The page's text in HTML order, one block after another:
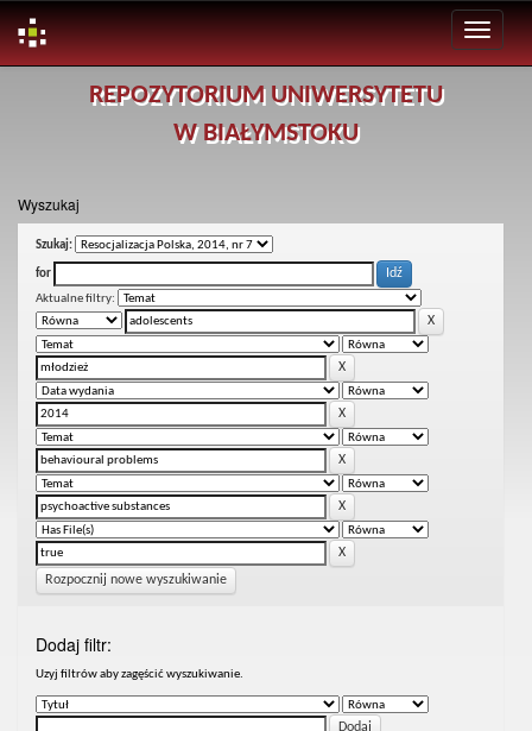
REPOZYTORIUM UNIWERSYTETU
W BIAŁYMSTOKU
Wyszukaj
Szukaj:
for
Aktualne filtry:
Rozpocznij nowe wyszukiwanie
Dodaj filtr:
Uzyj filtrów aby zagęścić wyszukiwanie.